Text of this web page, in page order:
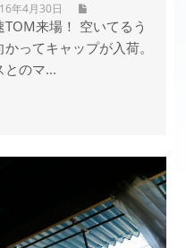
年4月30日
来場！ 空いてるう
ってキャップが入荷。
とのマ...